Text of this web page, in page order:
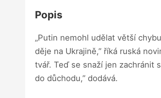
Popis
„Putin nemohl udělat větší
děje na Ukrajině,” říká ruská
tvář. Teď se snaží jen zachránit
do důchodu,” dodává.